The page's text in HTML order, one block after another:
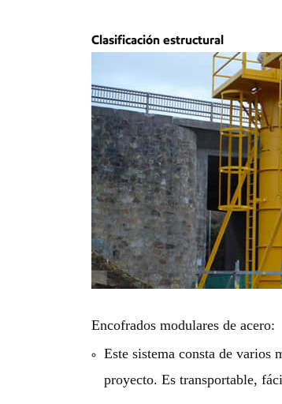
Clasificación estructural
Encofrados modulares de acero:
Este sistema consta de varios
proyecto. Es transportable,